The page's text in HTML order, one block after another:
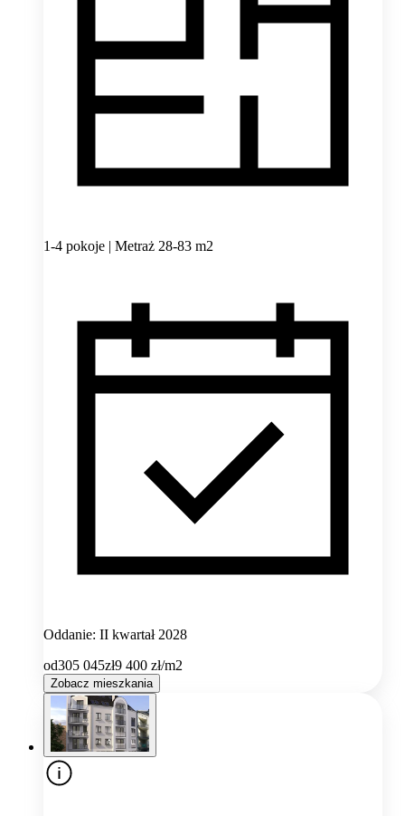
1-4 pokoje | Metraż 28-83 m2
Oddanie: II kwartał 2028
od305 045zł9 400 zł/m2
Zobacz mieszkania